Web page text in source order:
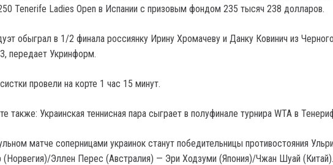
Tenerife Ladies Open в Испании с призовым фондом 235 тысяч 238 долларов.
обыграл в 1/2 финала россиянку Ирину Хромачеву и Данку Ковинич из
передает Укринформ.
провели на корте 1 час 15 минут.
также: Украинская теннисная пара сыграет в полуфинале турнира WTA в
матче соперницами украинок станут победительницы противостояния
(Норвегия)/Эллен Перес (Австралия) — Эри Ходзуми (Япония)/Чжан Шуай (Китай).